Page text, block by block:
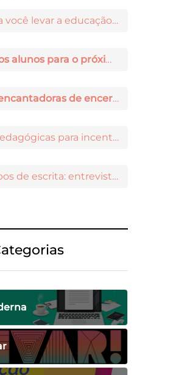
8 leituras para você levar a educação maker para a sala de aula
Preparando os alunos para o próximo ano: 3 dicas práticas
3 atividades encantadoras de encerramento de ano letivo
Estratégias pedagógicas para incentivar a iniciação científica entre os estudantes
Diferentes tipos de escrita: entrevista com Ricardo Prado